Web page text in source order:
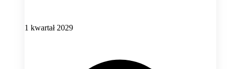
1 kwartał 2029